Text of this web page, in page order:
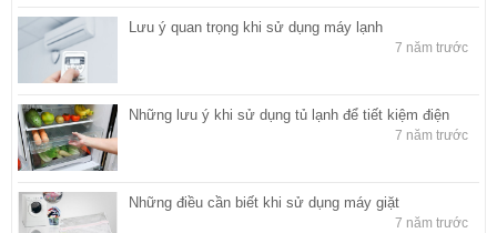
Lưu ý quan trọng khi sử dụng máy lạnh
7 năm trước
Những lưu ý khi sử dụng tủ lạnh để tiết kiệm điện
7 năm trước
Những điều cần biết khi sử dụng máy giặt
7 năm trước